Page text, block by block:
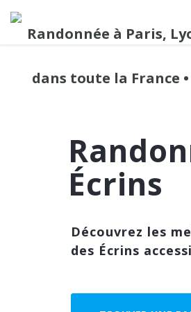
Écrins
Découvrez les
des Écrins